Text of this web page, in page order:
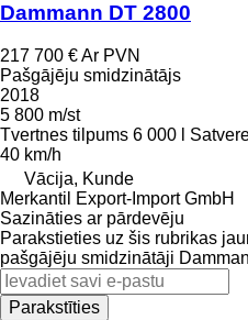
Dammann DT 2800
217 700 €Ar PVN
Pašgājēju smidzinātājs
2018
5 800 m/st
Tvertnes tilpums 6 000 l
40 km/h
Vācija, Kunde
Merkantil Export-Import GmbH
Sazināties ar pārdevēju
Parakstieties uz šis rubrikas
pašgājēju smidzinātāji
Parakstīties